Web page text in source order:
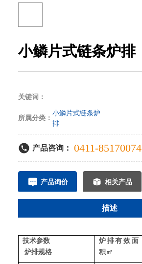
小鳞片式链条炉排
关键词：
所属分类：
小鳞片式链条炉
排
产品咨询： 0411-85170074
产品询价 相关产品
描述
技术参数
炉排规格
炉排有效面
积㎡